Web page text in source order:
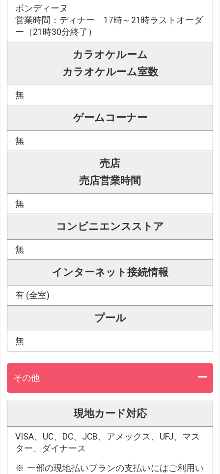
ボンディーヌ
営業時間：ディナー 17時～21時ラストオーダ
ー（21時30分終了）
カラオケルーム
カラオケルーム室数
無
ゲームコーナー
無
売店
売店営業時間
無
コンビニエンスストア
無
インターネット接続情報
有 (全室)
プール
無
その他
現地カード対応
VISA、UC、DC、JCB、アメックス、UFJ、マス
ター、ダイナース
一部の現地払いプランの支払いにはご利用い